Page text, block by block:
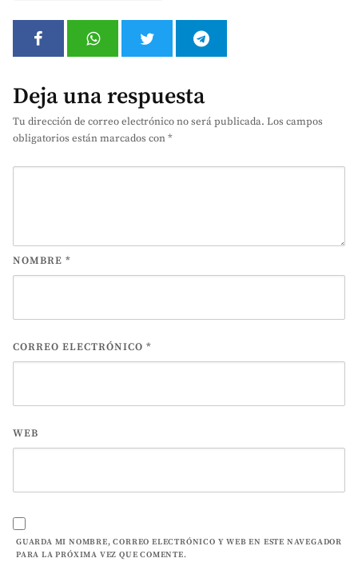
Deja una respuesta
Tu dirección de correo electrónico no será publicada. Los campos
obligatorios están marcados con*
NOMBRE *
CORREO ELECTRÓNICO *
WEB
GUARDA MI NOMBRE, CORREO ELECTRÓNICO Y WEB EN ESTE NAVEGADOR
PARA LA PRÓXIMA VEZ QUE COMENTE.